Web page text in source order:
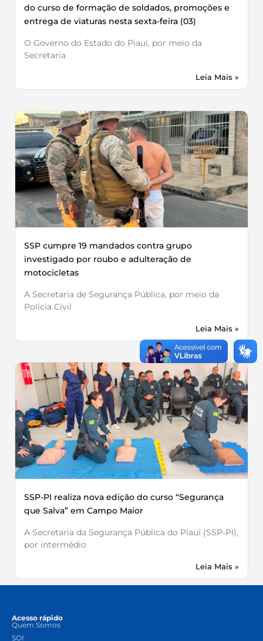
do curso de formação de soldados, promoções e
entrega de viaturas nesta sexta-feira (03)
O Governo do Estado do Piauí, por meio da
Secretaria
Leia Mais »
SSP cumpre 19 mandados contra grupo
investigado por roubo e adulteração de
motocicletas
A Secretaria de Segurança Pública, por meio da
Polícia Civil
Leia Mais »
SSP-PI realiza nova edição do curso “Segurança
que Salva” em Campo Maior
A Secretaria da Segurança Pública do Piauí (SSP-PI),
por intermédio
Leia Mais »
Acesso rápido
Quem Somos
SOI